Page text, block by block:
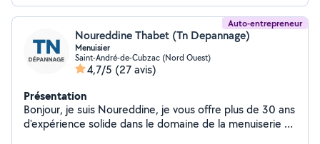
Auto-entrepreneur
Noureddine Thabet (Tn Depannage)
Menuisier
Saint-André-de-Cubzac (Nord Ouest)
4,7/5 (27 avis)
Présentation
Bonjour, je suis Noureddine, je vous offre plus de 30 ans
d'expérience solide dans le domaine de la menuiserie et